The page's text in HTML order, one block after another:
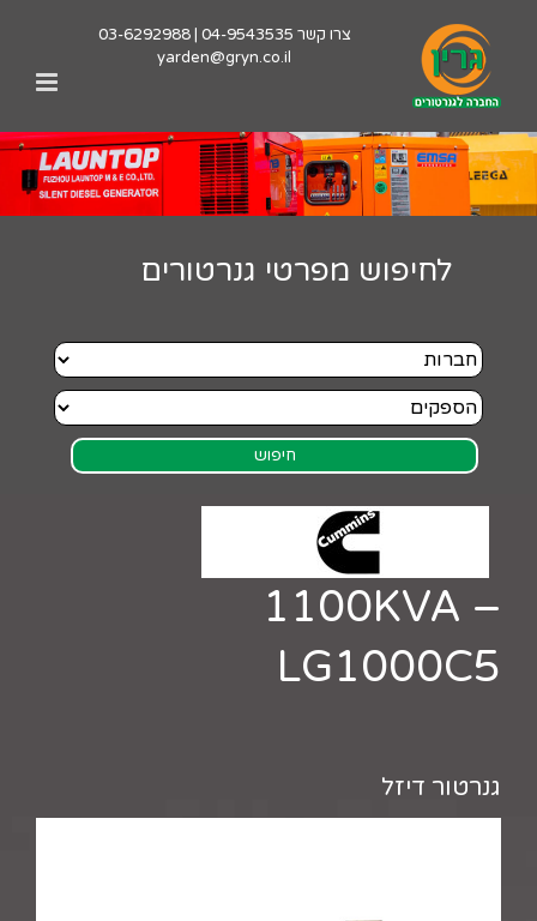
צרו קשר 04-9543535
|
03-6292988
yarden@gryn.co.il
לחיפוש מפרטי גנרטורים
1100KVA –
LG1000C5
גנרטור דיזל